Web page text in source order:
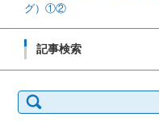
グ）①②
記事検索
検索: